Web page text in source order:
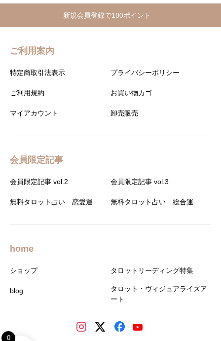
新規会員登録で100ポイント
ご利用案内
特定商取引法表示 プライバシーポリシー
ご利用規約 お買い物カゴ
マイアカウント 卸売販売
会員限定記事
会員限定記事 vol.2 会員限定記事 vol.3
無料タロット占い 恋愛運 無料タロット占い 総合運
home
ショップ タロットリーディング特集
blog
タロット・ヴィジュアライズア
ート
0